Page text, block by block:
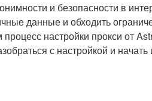
и безопасности в
данные и обходить
настройки прокси от
с настройкой и начать